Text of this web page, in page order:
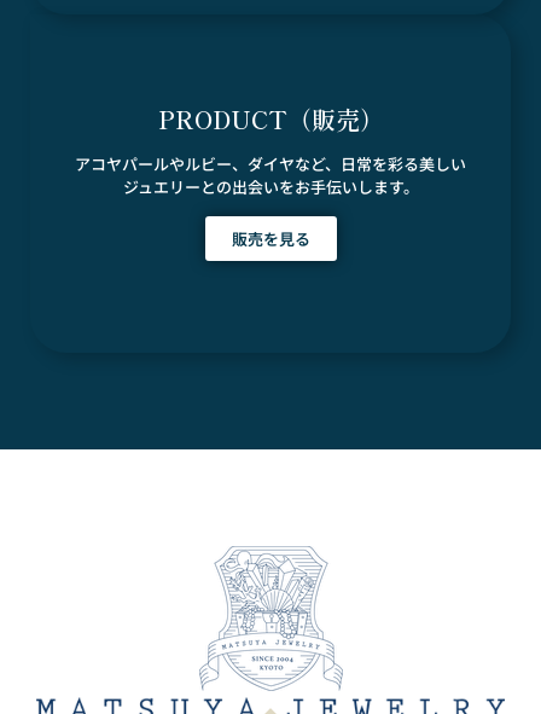
PRODUCT（販売）
アコヤパールやルビー、ダイヤなど、日常を彩る美しい
ジュエリーとの出会いをお手伝いします。
販売を見る